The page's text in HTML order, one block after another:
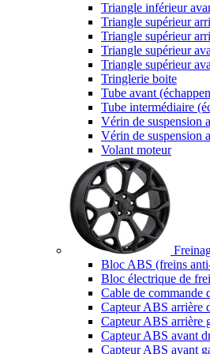
Triangle inférieur
Triangle supérieur
Triangle supérieur
Triangle supérieur
Triangle supérieur
Tringlerie boite
Tube avant
Tube intermédiaire
Vérin de suspension
Vérin de suspension
Volant moteur
Bloc ABS (freins
Bloc électrique de
Cable de commande
Capteur ABS arrière
Capteur ABS arrière
Capteur ABS avant
Capteur ABS avant